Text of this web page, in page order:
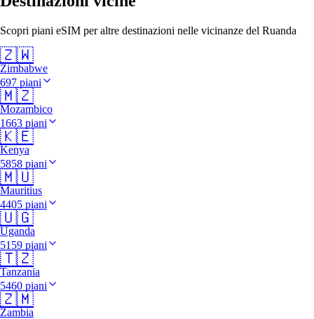
Scopri piani eSIM per altre destinazioni nelle vicinanze del Ruanda
🇿🇼
Zimbabwe
697 piani
🇲🇿
Mozambico
1663 piani
🇰🇪
Kenya
5858 piani
🇲🇺
Mauritius
4405 piani
🇺🇬
Uganda
5159 piani
🇹🇿
Tanzania
5460 piani
🇿🇲
Zambia